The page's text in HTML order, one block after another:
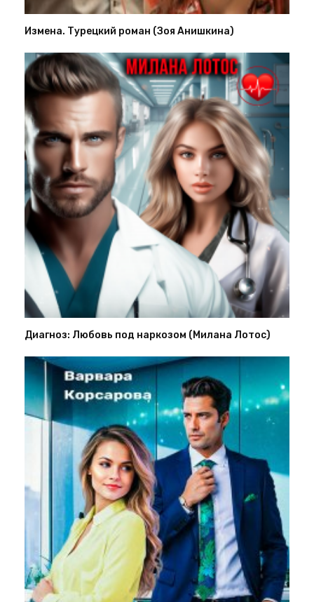
Измена. Турецкий роман (Зоя Анишкина)
Диагноз: Любовь под наркозом (Милана Лотос)